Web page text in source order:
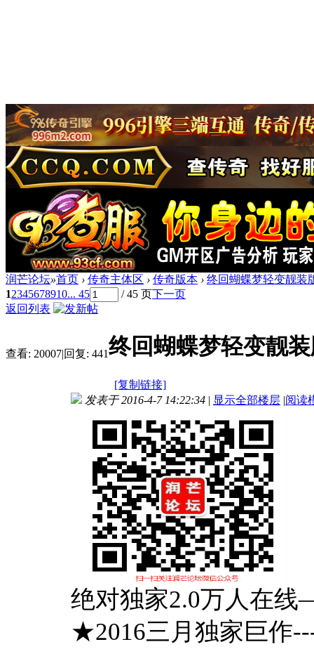
润芒论坛»首页 › 传奇主体区 › 传奇版本 › 终回蝴蝶梦轻变靓装
12345678910... 45 / 45 页下一页
返回列表
查看: 20007|回复: 441终回蝴蝶梦轻变靓
[复制链接]
发表于 2016-4-7 14:22:34 | 显示全部楼层 |阅读
绝对独家2.0万人在
★2016三月独家巨作